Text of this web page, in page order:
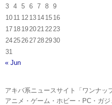
3
4 5 6 7 8
9
10 11 12 13 14 15 16
17 18 19 20 21 22 23
24 25 26 27 28 2930
31
« Jun
アキバ系ニュースサイト「ワンナッ
アニメ・ゲーム・ホビー・PC・ガ